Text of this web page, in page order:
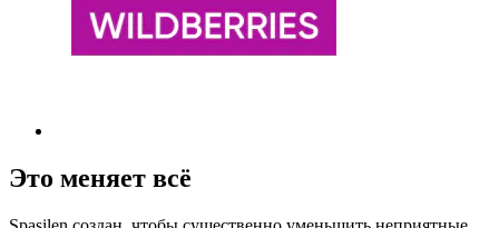
Это меняет всё